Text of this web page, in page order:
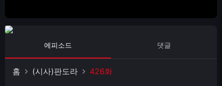
에피소드 댓글
홈 (시사)판도라 426화